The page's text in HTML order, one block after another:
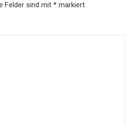
Felder sind mit * markiert